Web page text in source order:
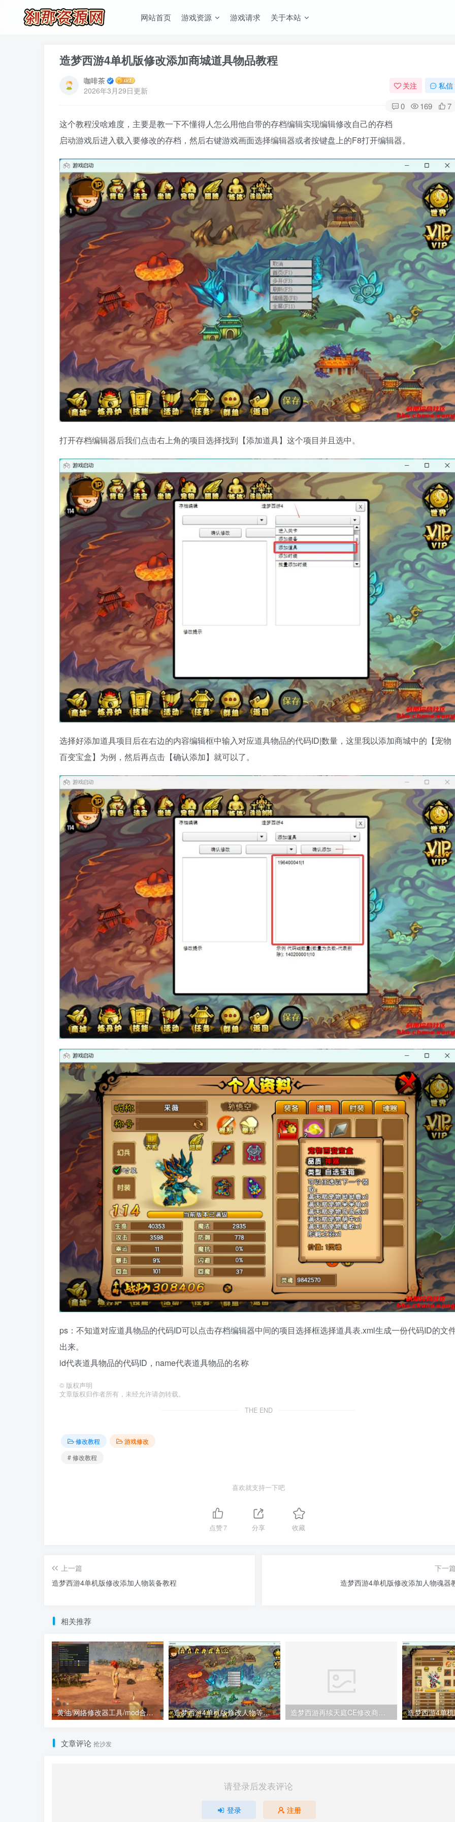
网站首页 游戏资源 游戏请求 关于本站
造梦西游4单机版修改添加商城道具物品教程
咖啡茶
2026年3月29日更新
关注 私信
0 169 7
这个教程没啥难度，主要是教一下不懂得人怎么用他自带的存档编辑实现编辑修改自己的存档
启动游戏后进入载入要修改的存档，然后右键游戏画面选择编辑器或者按键盘上的F8打开编辑器。
打开存档编辑器后我们点击右上角的项目选择找到【添加道具】这个项目并且选中。
选择好添加道具项目后在右边的内容编辑框中输入对应道具物品的代码ID|数量，这里我以添加商城中的【宠物
百变宝盒】为例，然后再点击【确认添加】就可以了。
ps：不知道对应道具物品的代码ID可以点击存档编辑器中间的项目选择框选择道具表.xml生成一份代码ID的文
出来。
id代表道具物品的代码ID，name代表道具物品的名称
© 版权声明
文章版权归作者所有，未经允许请勿转载。
THE END
修改教程
游戏修改
# 修改教程
喜欢就支持一下吧
点赞7 分享 收藏
上一篇
造梦西游4单机版修改添加人物装备教程
下一
造梦西游4单机版修改添加人物魂器
相关推荐
黄油/网络修改器工具/mod合集（点进来查看） 造梦西游4单机版修改人物等级教程 造梦西游再续天庭CE修改商城积分教程
文章评论 抢沙发
请登录后发表评论
登录 注册